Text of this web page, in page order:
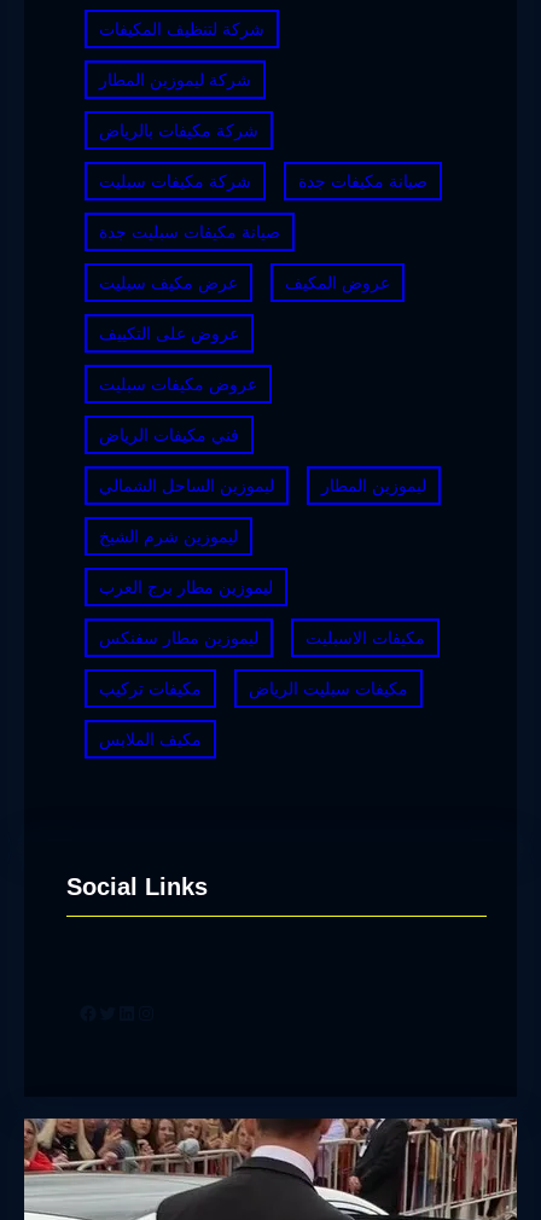
شركة لتنظيف المكيفات
شركة ليموزين المطار
شركة مكيفات بالرياض
شركة مكيفات سبليت صيانة مكيفات جدة
صيانة مكيفات سبليت جدة
عرض مكيف سبليت عروض المكيف
عروض على التكييف
عروض مكيفات سبليت
فني مكيفات الرياض
ليموزين الساحل الشمالي ليموزين المطار
ليموزين شرم الشيخ
ليموزين مطار برج العرب
ليموزين مطار سفنكس مكيفات الاسبليت
مكيفات تركيب مكيفات سبليت الرياض
مكيف الملابس
Social Links